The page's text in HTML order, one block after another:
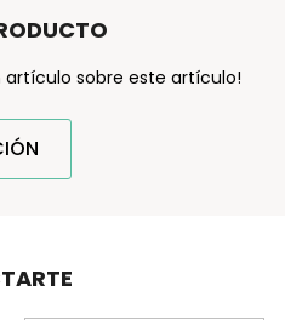
artículo sobre este artículo!